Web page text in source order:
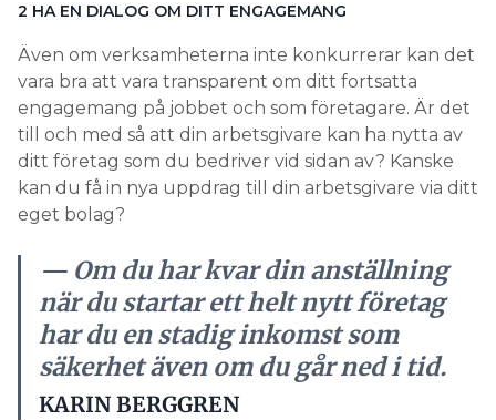
2 HA EN DIALOG OM DITT ENGAGEMANG
Även om verksamheterna inte konkurrerar kan det
vara bra att vara transparent om ditt fortsatta
engagemang på jobbet och som företagare. Är det
till och med så att din arbetsgivare kan ha nytta av
ditt företag som du bedriver vid sidan av? Kanske
kan du få in nya uppdrag till din arbetsgivare via ditt
eget bolag?
— Om du har kvar din anställning
när du startar ett helt nytt företag
har du en stadig inkomst som
säkerhet även om du går ned i tid.
KARIN BERGGREN